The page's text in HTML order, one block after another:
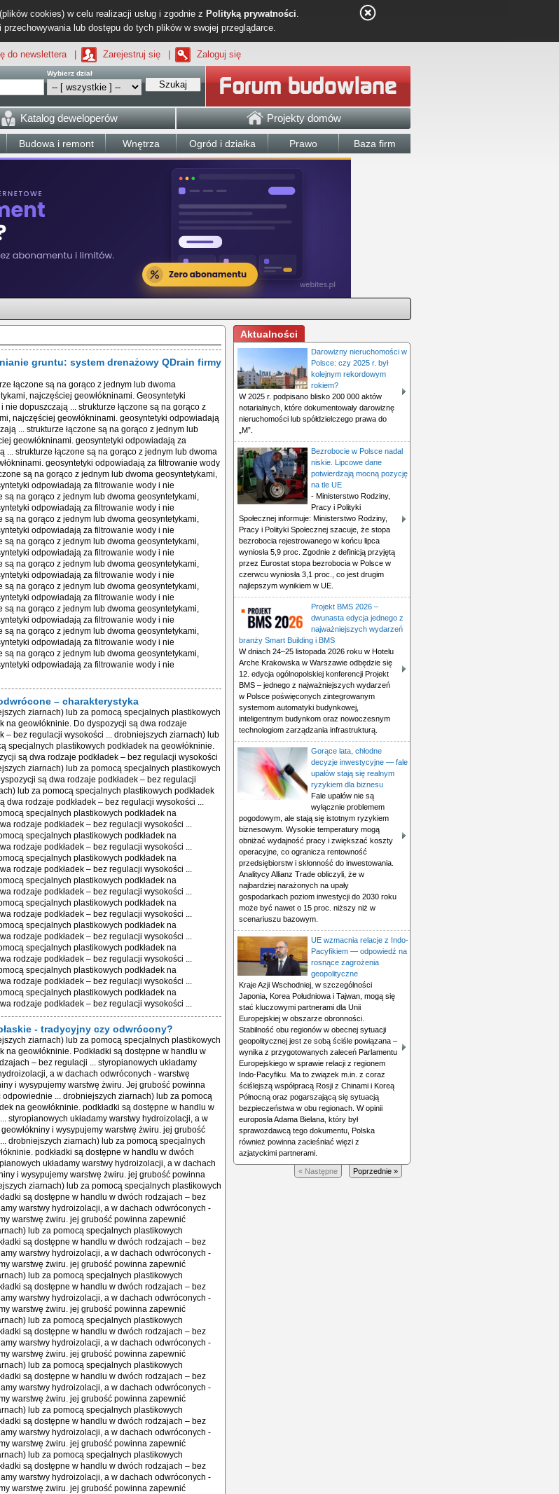
cookies) w celu realizacji usług i zgodnie z Polityką prywatności.
lub dostępu do tych plików w swojej przeglądarce.
do newslettera Zarejestruj się Zaloguj się
Wybierz dział
Szukaj
Katalog deweloperów Projekty domów
Budowa i remont Wnętrza Ogród i działka Prawo Baza firm
gruntu: system drenażowy QDrain firmy
łączone są na gorąco z jednym lub dwoma
najczęściej geowłókninami. Geosyntetyki
dopuszczają ... strukturze łączone są na gorąco z
najczęściej geowłókninami. geosyntetyki odpowiadają
... strukturze łączone są na gorąco z jednym lub
geowłókninami. geosyntetyki odpowiadają za
... strukturze łączone są na gorąco z jednym lub dwoma
geosyntetyki odpowiadają za filtrowanie wody
są na gorąco z jednym lub dwoma geosyntetykami,
odpowiadają za filtrowanie wody i nie
są na gorąco z jednym lub dwoma geosyntetykami,
odpowiadają za filtrowanie wody i nie
są na gorąco z jednym lub dwoma geosyntetykami,
odpowiadają za filtrowanie wody i nie
są na gorąco z jednym lub dwoma geosyntetykami,
odpowiadają za filtrowanie wody i nie
są na gorąco z jednym lub dwoma geosyntetykami,
odpowiadają za filtrowanie wody i nie
są na gorąco z jednym lub dwoma geosyntetykami,
odpowiadają za filtrowanie wody i nie
są na gorąco z jednym lub dwoma geosyntetykami,
odpowiadają za filtrowanie wody i nie
są na gorąco z jednym lub dwoma geosyntetykami,
odpowiadają za filtrowanie wody i nie
są na gorąco z jednym lub dwoma geosyntetykami,
odpowiadają za filtrowanie wody i nie
– charakterystyka
ziarnach) lub za pomocą specjalnych plastikowych
na geowłókninie. Do dyspozycji są dwa rodzaje
– bez regulacji wysokości ... drobniejszych ziarnach) lub
specjalnych plastikowych podkładek na geowłókninie.
są dwa rodzaje podkładek – bez regulacji wysokości
ziarnach) lub za pomocą specjalnych plastikowych
są dwa rodzaje podkładek – bez regulacji
lub za pomocą specjalnych plastikowych podkładek
dwa rodzaje podkładek – bez regulacji wysokości ...
specjalnych plastikowych podkładek na
rodzaje podkładek – bez regulacji wysokości ...
specjalnych plastikowych podkładek na
rodzaje podkładek – bez regulacji wysokości ...
specjalnych plastikowych podkładek na
rodzaje podkładek – bez regulacji wysokości ...
specjalnych plastikowych podkładek na
rodzaje podkładek – bez regulacji wysokości ...
specjalnych plastikowych podkładek na
rodzaje podkładek – bez regulacji wysokości ...
specjalnych plastikowych podkładek na
rodzaje podkładek – bez regulacji wysokości ...
specjalnych plastikowych podkładek na
rodzaje podkładek – bez regulacji wysokości ...
specjalnych plastikowych podkładek na
rodzaje podkładek – bez regulacji wysokości ...
specjalnych plastikowych podkładek na
rodzaje podkładek – bez regulacji wysokości ...
- tradycyjny czy odwrócony?
ziarnach) lub za pomocą specjalnych plastikowych
na geowłókninie. Podkładki są dostępne w handlu w
– bez regulacji ... styropianowych układamy
a w dachach odwróconych - warstwę
i wysypujemy warstwę żwiru. Jej grubość powinna
odpowiednie ... drobniejszych ziarnach) lub za pomocą
na geowłókninie. podkładki są dostępne w handlu w
styropianowych układamy warstwy hydroizolacji, a w
i wysypujemy warstwę żwiru. jej grubość
drobniejszych ziarnach) lub za pomocą specjalnych
podkładki są dostępne w handlu w dwóch
układamy warstwy hydroizolacji, a w dachach
i wysypujemy warstwę żwiru. jej grubość powinna
ziarnach) lub za pomocą specjalnych plastikowych
są dostępne w handlu w dwóch rodzajach – bez
warstwy hydroizolacji, a w dachach odwróconych -
warstwę żwiru. jej grubość powinna zapewnić
lub za pomocą specjalnych plastikowych
są dostępne w handlu w dwóch rodzajach – bez
warstwy hydroizolacji, a w dachach odwróconych -
warstwę żwiru. jej grubość powinna zapewnić
lub za pomocą specjalnych plastikowych
są dostępne w handlu w dwóch rodzajach – bez
warstwy hydroizolacji, a w dachach odwróconych -
warstwę żwiru. jej grubość powinna zapewnić
lub za pomocą specjalnych plastikowych
są dostępne w handlu w dwóch rodzajach – bez
warstwy hydroizolacji, a w dachach odwróconych -
warstwę żwiru. jej grubość powinna zapewnić
lub za pomocą specjalnych plastikowych
są dostępne w handlu w dwóch rodzajach – bez
warstwy hydroizolacji, a w dachach odwróconych -
warstwę żwiru. jej grubość powinna zapewnić
lub za pomocą specjalnych plastikowych
są dostępne w handlu w dwóch rodzajach – bez
warstwy hydroizolacji, a w dachach odwróconych -
warstwę żwiru. jej grubość powinna zapewnić
lub za pomocą specjalnych plastikowych
są dostępne w handlu w dwóch rodzajach – bez
warstwy hydroizolacji, a w dachach odwróconych -
warstwę żwiru. jej grubość powinna zapewnić
Aktualności
Darowizny nieruchomości w
Polsce: czy 2025 r. był
kolejnym rekordowym
rokiem?
W 2025 r. podpisano blisko 200 000 aktów
notarialnych, które dokumentowały darowiznę
nieruchomości lub spółdzielczego prawa do
„M”.
Bezrobocie w Polsce nadal
niskie. Lipcowe dane
potwierdzają mocną pozycję
na tle UE
- Ministerstwo Rodziny,
Pracy i Polityki
Społecznej informuje: Ministerstwo Rodziny,
Pracy i Polityki Społecznej szacuje, że stopa
bezrobocia rejestrowanego w końcu lipca
wyniosła 5,9 proc. Zgodnie z definicją przyjętą
przez Eurostat stopa bezrobocia w Polsce w
czerwcu wyniosła 3,1 proc., co jest drugim
najlepszym wynikiem w UE.
Projekt BMS 2026 –
dwunasta edycja jednego z
najważniejszych wydarzeń
branży Smart Building i BMS
W dniach 24–25 listopada 2026 roku w Hotelu
Arche Krakowska w Warszawie odbędzie się
12. edycja ogólnopolskiej konferencji Projekt
BMS – jednego z najważniejszych wydarzeń
w Polsce poświęconych zintegrowanym
systemom automatyki budynkowej,
inteligentnym budynkom oraz nowoczesnym
technologiom zarządzania infrastrukturą.
Gorące lata, chłodne
decyzje inwestycyjne — fale
upałów stają się realnym
ryzykiem dla biznesu
Fale upałów nie są
wyłącznie problemem
pogodowym, ale stają się istotnym ryzykiem
biznesowym. Wysokie temperatury mogą
obniżać wydajność pracy i zwiększać koszty
operacyjne, co ogranicza rentowność
przedsiębiorstw i skłonność do inwestowania.
Analitycy Allianz Trade obliczyli, że w
najbardziej narażonych na upały
gospodarkach poziom inwestycji do 2030 roku
może być nawet o 15 proc. niższy niż w
scenariuszu bazowym.
UE wzmacnia relacje z Indo-
Pacyfikiem — odpowiedź na
rosnące zagrożenia
geopolityczne
Kraje Azji Wschodniej, w szczególności
Japonia, Korea Południowa i Tajwan, mogą się
stać kluczowymi partnerami dla Unii
Europejskiej w obszarze obronności.
Stabilność obu regionów w obecnej sytuacji
geopolitycznej jest ze sobą ściśle powiązana –
wynika z przygotowanych zaleceń Parlamentu
Europejskiego w sprawie relacji z regionem
Indo-Pacyfiku. Ma to związek m.in. z coraz
ściślejszą współpracą Rosji z Chinami i Koreą
Północną oraz pogarszającą się sytuacją
bezpieczeństwa w obu regionach. W opinii
europosła Adama Bielana, który był
sprawozdawcą tego dokumentu, Polska
również powinna zacieśniać więzi z
azjatyckimi partnerami.
Poprzednie »
« Następne